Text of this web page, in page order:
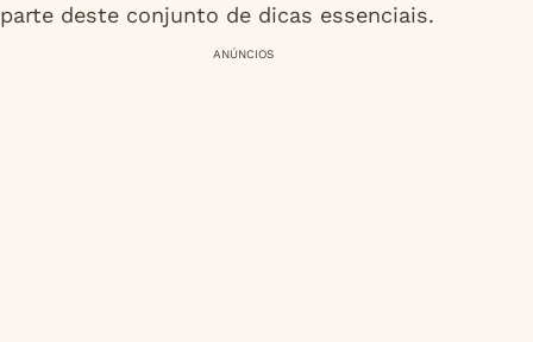
parte deste conjunto de dicas essenciais.
ANÚNCIOS